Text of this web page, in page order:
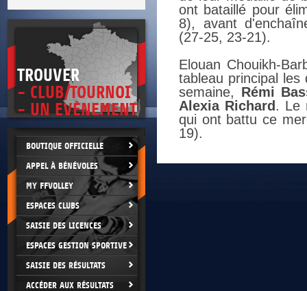
TROUVER
- CLUB/TOURNOI
- UN EVÈNEMENT
BOUTIQUE OFFICIELLE
APPEL À BÉNÉVOLES
MY FFVOLLEY
ESPACES CLUBS
SAISIE DES LICENCES
ESPACES GESTION SPORTIVE
SAISIE DES RÉSULTATS
ACCÉDER AUX RÉSULTATS
ont bataillé pour
8), avant
(27-25, 23-21).
Elouan Chouikh-
tableau principal
semaine, Rémi
Alexia Richard . Le
qui ont battu ce
19).